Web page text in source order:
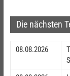
Die nächsten
08.08.2026